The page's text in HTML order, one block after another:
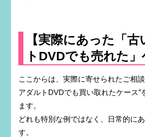
【実際にあった「
トDVDでも売れた」
ここからは、実際に寄せられたご相
アダルトDVDでも買い取れたケース”
ます。
どれも特別な例ではなく、日常的に
す。